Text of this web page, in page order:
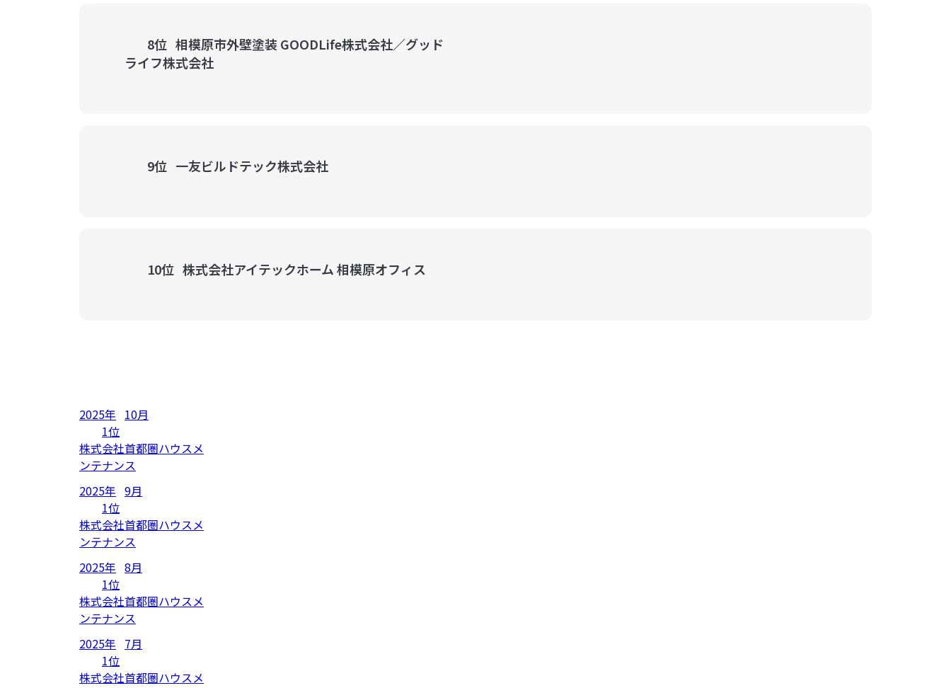
8位 相模原市外壁塗装 GOODLife株式会社／グッド
ライフ株式会社
9位 一友ビルドテック株式会社
10位 株式会社アイテックホーム 相模原オフィス
2025年 10月
1位
株式会社首都圏ハウスメ
ンテナンス
2025年 9月
1位
株式会社首都圏ハウスメ
ンテナンス
2025年 8月
1位
株式会社首都圏ハウスメ
ンテナンス
2025年 7月
1位
株式会社首都圏ハウスメ